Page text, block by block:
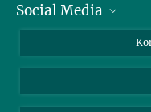
Pressebereich
Stellenangebote
Social Media
LinkedIn